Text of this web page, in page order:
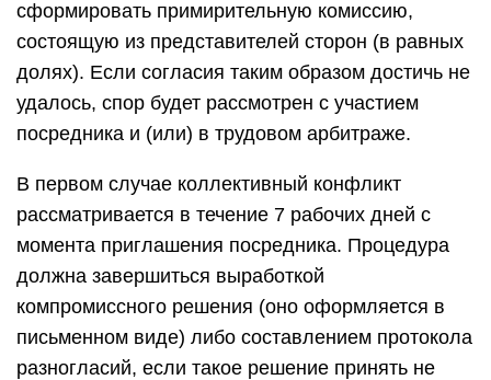
сформировать примирительную комиссию,
состоящую из представителей сторон (в равных
долях). Если согласия таким образом достичь не
удалось, спор будет рассмотрен с участием
посредника и (или) в трудовом арбитраже.
В первом случае коллективный конфликт
рассматривается в течение 7 рабочих дней с
момента приглашения посредника. Процедура
должна завершиться выработкой
компромиссного решения (оно оформляется в
письменном виде) либо составлением протокола
разногласий, если такое решение принять не